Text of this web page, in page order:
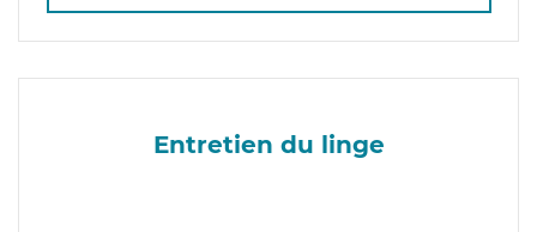
Entretien du linge